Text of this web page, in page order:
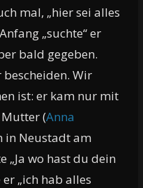
mal, „hier sei alles
„suchte“ er
bald gegeben.
bescheiden. Wir
ist: er kam nur mit
(Anna
in Neustadt am
„Ja wo hast du dein
„ich hab alles